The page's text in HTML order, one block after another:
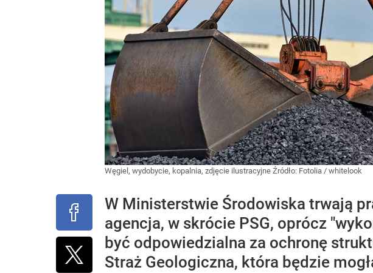
Węgiel, wydobycie, kopalnia, zdjęcie ilustracyjne Źródło: Fotolia / whitelook
W Ministerstwie Środowiska trwają
agencja, w skrócie PSG, oprócz
być odpowiedzialna za ochronę
Straż Geologiczna, która będzie